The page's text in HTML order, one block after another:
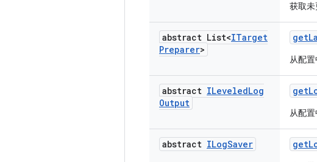
获取
abstract List<ITarget
Preparer>
get
从配
abstract ILeveledLog
Output
get
从配
abstract ILogSaver get